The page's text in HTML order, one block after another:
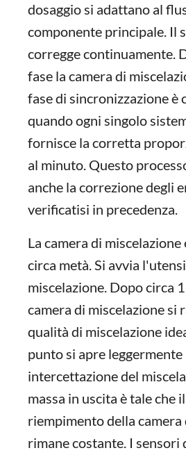
dosaggio si adattano al
componente principale. Il
corregge continuamente.
fase la camera di
fase di sincronizzazione è
quando ogni singolo
fornisce la corretta
al minuto. Questo
anche la correzione degli
verificatisi in precedenza.
La camera di
circa metà. Si avvia
miscelazione. Dopo circa
camera di miscelazione si
qualità di miscelazione
punto si apre leggermente
intercettazione del
massa in uscita è tale che
riempimento della camera
rimane costante. I sensori